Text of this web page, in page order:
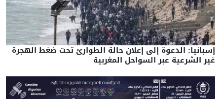
إسبانيا: الدعوة إلى إعلان حالة الطوارئ تحت ضغط الهجرة
غير الشرعية عبر السواحل المغربية